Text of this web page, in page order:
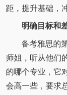
距，提升基础，
明确目标和
备考雅思的
师姐，听从他们
的哪个专业，它
会高一些，要求